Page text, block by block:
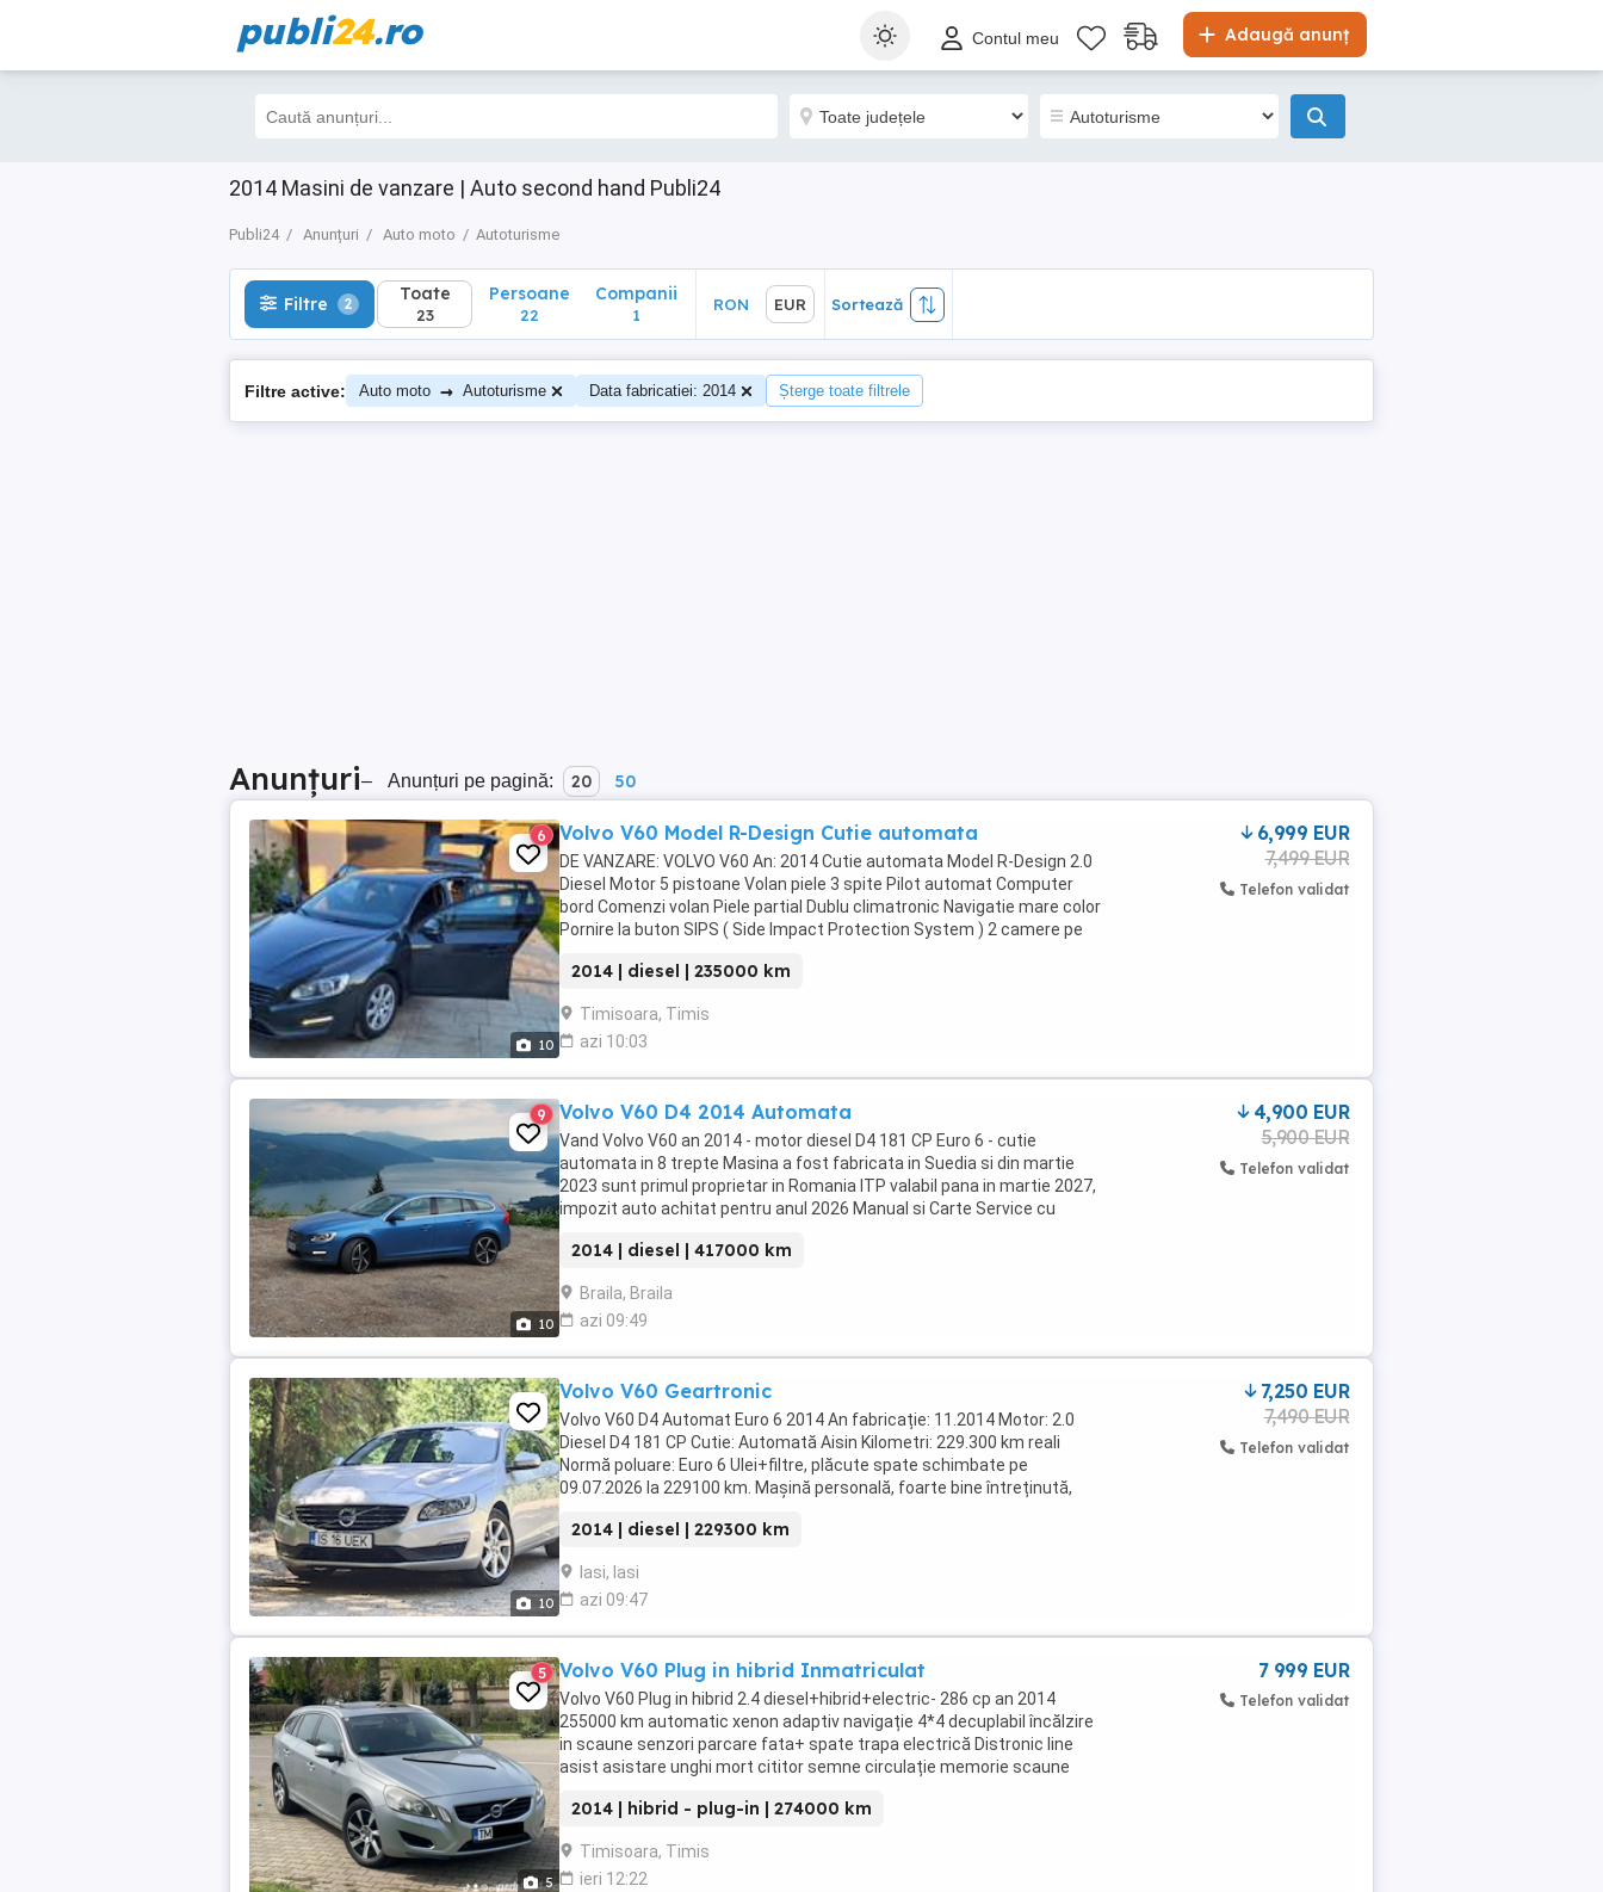
publi24.ro Adaugă anunț
Contul meu
2014 Masini de vanzare | Auto second hand Publi24
Publi24 Anunțuri Auto moto Autoturisme
Filtre 2 Toate
23
Sortează
Filtre 2 Toate
23
Persoane
22
Companii
1
RON EUR Sortează
Filtre active: Auto moto → Autoturisme Data fabricatiei: 2014 Șterge toate filtrele
Anunțuri– Anunțuri pe pagină: 20 50
10
6 Volvo V60 Model R-Design Cutie automata
DE VANZARE: VOLVO V60 An: 2014 Cutie automata Model R-Design 2.0
Diesel Motor 5 pistoane Volan piele 3 spite Pilot automat Computer
bord Comenzi volan Piele partial Dublu climatronic Navigatie mare color
Pornire la buton SIPS ( Side Impact Protection System ) 2 camere pe
2014 | diesel | 235000 km
Timisoara, Timis
azi 10:03
6,999 EUR
7,499 EUR
Telefon validat
10
9 Volvo V60 D4 2014 Automata
Vand Volvo V60 an 2014 - motor diesel D4 181 CP Euro 6 - cutie
automata in 8 trepte Masina a fost fabricata in Suedia si din martie
2023 sunt primul proprietar in Romania ITP valabil pana in martie 2027,
impozit auto achitat pentru anul 2026 Manual si Carte Service cu
2014 | diesel | 417000 km
Braila, Braila
azi 09:49
4,900 EUR
5,900 EUR
Telefon validat
10
Volvo V60 Geartronic
Volvo V60 D4 Automat Euro 6 2014 An fabricație: 11.2014 Motor: 2.0
Diesel D4 181 CP Cutie: Automată Aisin Kilometri: 229.300 km reali
Normă poluare: Euro 6 Ulei+filtre, plăcute spate schimbate pe
09.07.2026 la 229100 km. Mașină personală, foarte bine întreținută,
2014 | diesel | 229300 km
Iasi, Iasi
azi 09:47
7,250 EUR
7,490 EUR
Telefon validat
5
5 Volvo V60 Plug in hibrid Inmatriculat
Volvo V60 Plug in hibrid 2.4 diesel+hibrid+electric- 286 cp an 2014
255000 km automatic xenon adaptiv navigație 4*4 decuplabil încălzire
in scaune senzori parcare fata+ spate trapa electrică Distronic line
asist asistare unghi mort cititor semne circulație memorie scaune
2014 | hibrid - plug-in | 274000 km
Timisoara, Timis
ieri 12:22
7 999 EUR
Telefon validat